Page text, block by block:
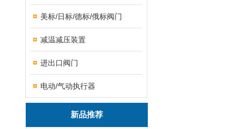
美标/日标/德标/俄标阀门
减温减压装置
进出口阀门
电动/气动执行器
新品推荐